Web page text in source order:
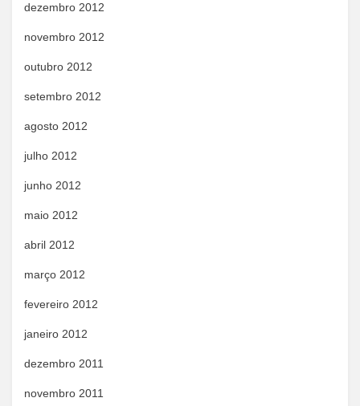
dezembro 2012
novembro 2012
outubro 2012
setembro 2012
agosto 2012
julho 2012
junho 2012
maio 2012
abril 2012
março 2012
fevereiro 2012
janeiro 2012
dezembro 2011
novembro 2011